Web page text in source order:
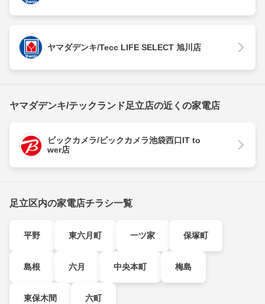
ヤマダデンキ/Tecc LIFE SELECT 旭川店
ヤマダデンキ/テックランド足立店の近くの家電店
ビックカメラ/ビックカメラ池袋西口IT to
wer店
足立区内の家電店チラシ一覧
平野 東六月町 一ツ家 保塚町
島根 六月 中央本町 梅島
東保木間 六町